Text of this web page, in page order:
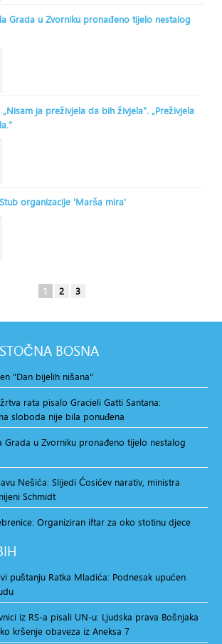
Grada u Zvorniku pronađeno tijelo nestalog
ja preživjela da bih živjela“. „Preživjela
organizacije 'Marša mira'
1 2 3
BOSNA
"Dan bijelih nišana"
rata pisalo Gracieli Gatti Santana:
sloboda nije bila ponuđena
Grada u Zvorniku pronađeno tijelo nestalog
Nešića: Slijedi Ćosićev narativ, ministra
Schmidt
Organiziran iftar za oko stotinu djece
puštanju Ratka Mladića: Podnesak upućen
iz RS-a pisali UN-u: Ljudska prava Bošnjaka
kršenje obaveza iz Aneksa 7